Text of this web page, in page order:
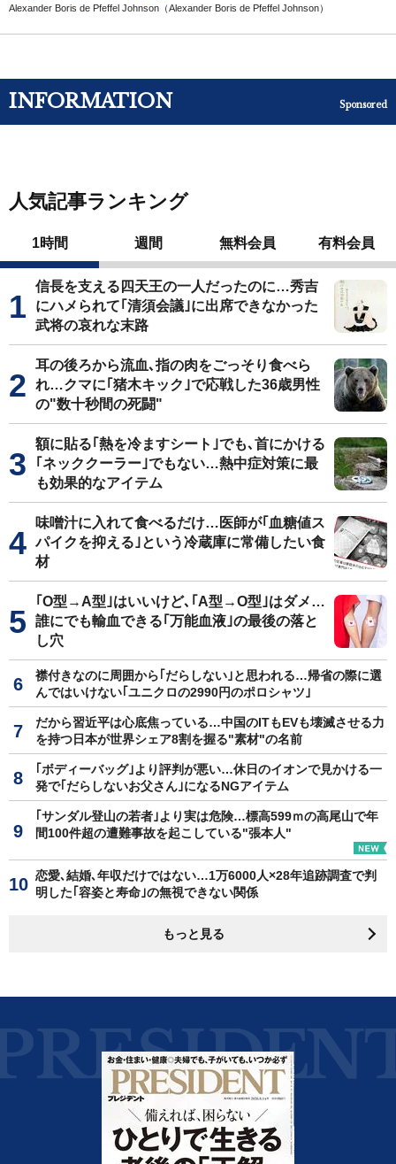
Alexander Boris de Pfeffel Johnson（Alexander Boris de Pfeffel Johnson）
INFORMATION Sponsored
人気記事ランキング
1時間 週間 無料会員 有料会員
信長を支える四天王の一人だったのに…秀吉
にハメられて｢清須会議｣に出席できなかった
武将の哀れな末路
耳の後ろから流血､指の肉をごっそり食べら
れ…クマに｢猪木キック｣で応戦した36歳男性
の"数十秒間の死闘"
額に貼る｢熱を冷ますシート｣でも､首にかける
｢ネッククーラー｣でもない…熱中症対策に最
も効果的なアイテム
味噌汁に入れて食べるだけ…医師が｢血糖値ス
パイクを抑える｣という冷蔵庫に常備したい食
材
｢O型→A型｣はいいけど､｢A型→O型｣はダメ…
誰にでも輸血できる｢万能血液｣の最後の落と
し穴
襟付きなのに周囲から｢だらしない｣と思われる…帰省の際に選
んではいけない｢ユニクロの2990円のポロシャツ｣
だから習近平は心底焦っている…中国のITもEVも壊滅させる力
を持つ日本が世界シェア8割を握る"素材"の名前
｢ボディーバッグ｣より評判が悪い…休日のイオンで見かける一
発で｢だらしないお父さん｣になるNGアイテム
｢サンダル登山の若者｣より実は危険…標高599ｍの高尾山で年
間100件超の遭難事故を起こしている"張本人"
恋愛､結婚､年収だけではない…1万6000人×28年追跡調査で判
明した｢容姿と寿命｣の無視できない関係
もっと見る